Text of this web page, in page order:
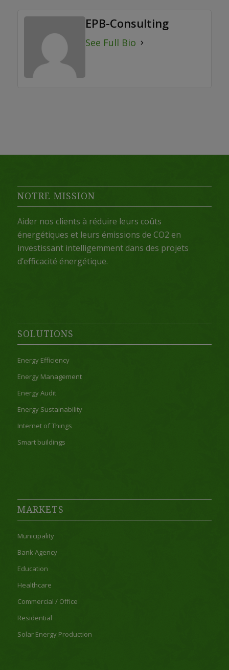
EPB-Consulting
See Full Bio
NOTRE MISSION
Aider nos clients à réduire leurs coûts
énergétiques et leurs émissions de CO2 en
investissant intelligemment dans des projets
d’efficacité énergétique.
SOLUTIONS
Energy Efficiency
Energy Management
Energy Audit
Energy Sustainability
Internet of Things
Smart buildings
MARKETS
Municipality
Bank Agency
Education
Healthcare
Commercial / Office
Residential
Solar Energy Production